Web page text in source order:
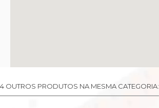
4 OUTROS PRODUTOS NA MESMA CATEGORIA: